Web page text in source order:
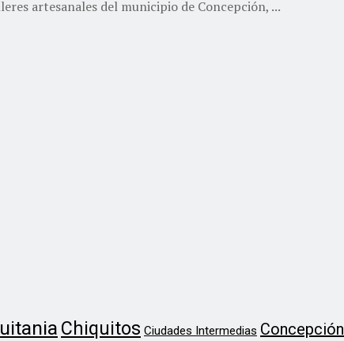
artesanales del municipio de Concepción, ...
Chiquitos Ciudades Intermedias Concepción